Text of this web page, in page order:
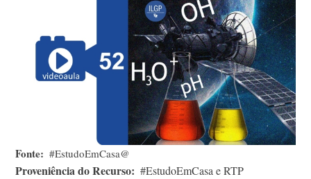
Fonte #EstudoEmCasa@
Proveniência do Recurso #EstudoEmCasa e RTP